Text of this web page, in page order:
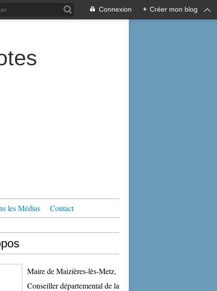
Connexion + Créer mon blog
les Médias Contact
Maire de Maizières-lès-Metz,
Conseiller départemental de la